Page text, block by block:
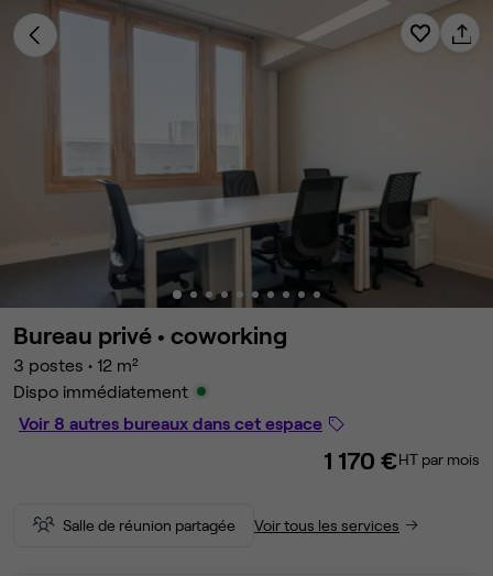
Bureau privé • coworking
3 postes • 12 m²
Dispo immédiatement
Voir 8 autres bureaux dans cet espace
1 170 €HT par mois
Salle de réunion partagée Voir tous les services